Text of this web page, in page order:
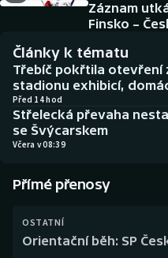
Baseball a softbal
Basketbal
Biatlon
Boby a skeleton
Dostihy
Soutěže
Historické návraty
Aplikace ČT sport
AZ kvíz
Záznam
Finsko –
Články k tématu
Třebíč pokřtila otevření
stadionu exhibicí,
Před 14 hod
Střelecká převaha
se Švýcarskem
Včera v 08:39
Přímé přenosy
OSTATNÍ
Orientační běh: SP